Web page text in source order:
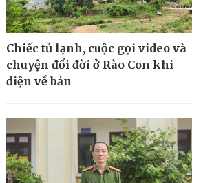
Chiếc tủ lạnh, cuộc gọi video và
chuyện đổi đời ở Rào Con khi
điện về bản